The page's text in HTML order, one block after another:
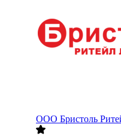
ООО Бристоль